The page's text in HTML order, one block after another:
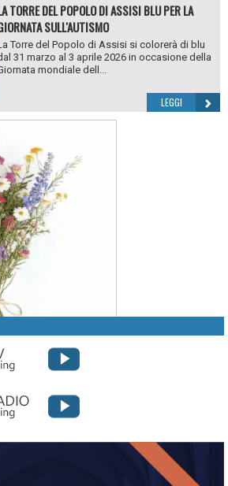
TORRE DEL POPOLO DI ASSISI BLU PER LA
SULL'AUTISMO
Torre del Popolo di Assisi si colorerà di blu
31 marzo al 3 aprile 2026 in occasione della
mondiale dell...
LEGGI